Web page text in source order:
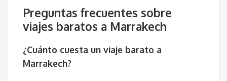
Preguntas frecuentes sobre
viajes baratos a Marrakech
¿Cuánto cuesta un viaje barato a
Marrakech?